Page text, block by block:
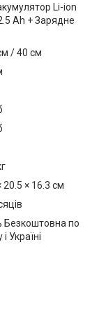
Li-ion
Ah + Зарядне
/ 40 см
20.5 × 16.3 см
Безкоштовна по
Україні